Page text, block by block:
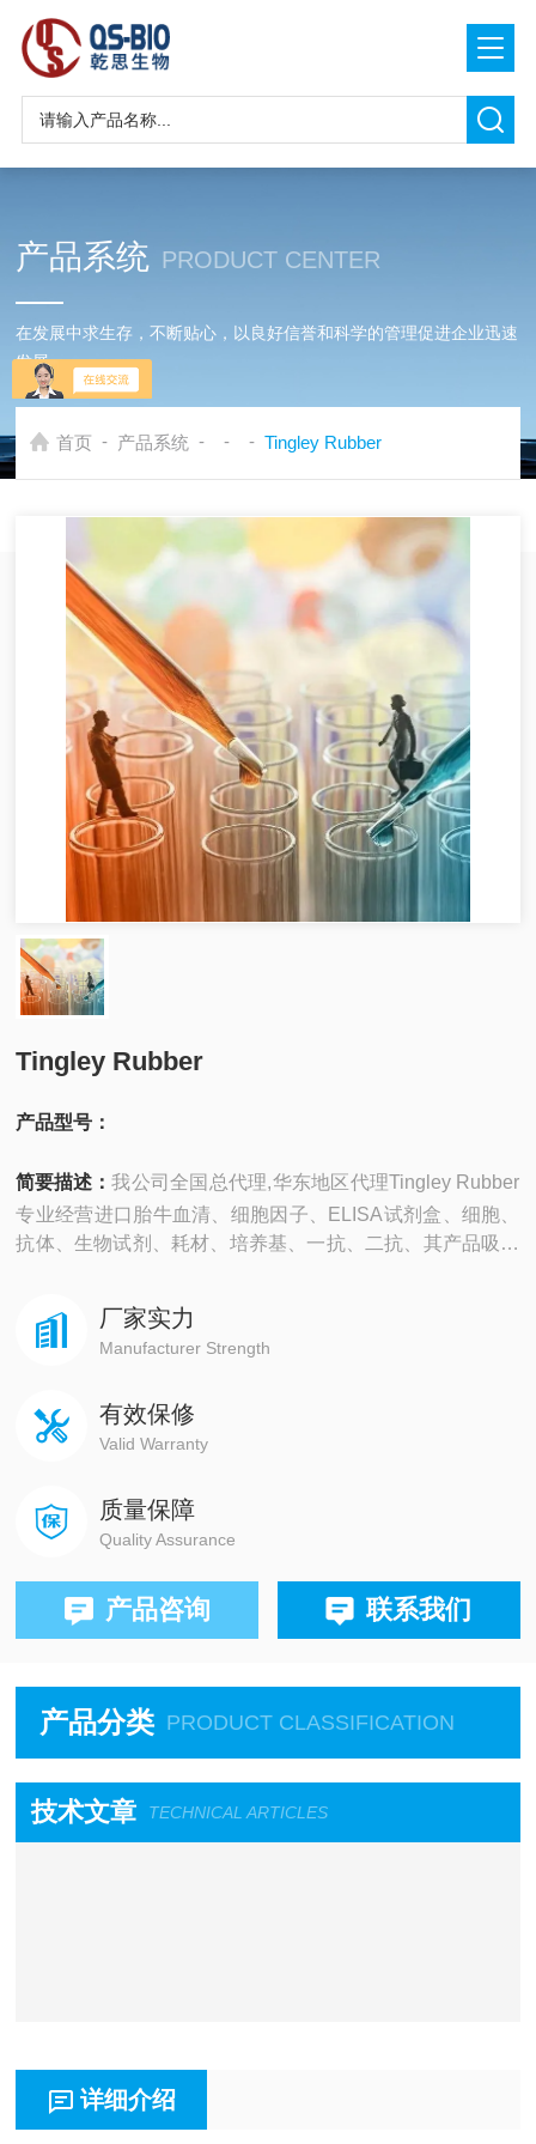
产品系统 PRODUCT CENTER
在发展中求生存，不断贴心，以良好信誉和科学的管理促进企业迅速
发展
首页 - 产品系统 - - - Tingley Rubber
Tingley Rubber
产品型号：
简要描述：我公司全国总代理,华东地区代理Tingley Rubber
专业经营进口胎牛血清、细胞因子、ELISA试剂盒、细胞、
抗体、生物试剂、耗材、培养基、一抗、二抗、其产品吸附
厂家实力
Manufacturer Strength
有效保修
Valid Warranty
质量保障
Quality Assurance
产品咨询 联系我们
产品分类 PRODUCT CLASSIFICATION
技术文章 TECHNICAL ARTICLES
详细介绍